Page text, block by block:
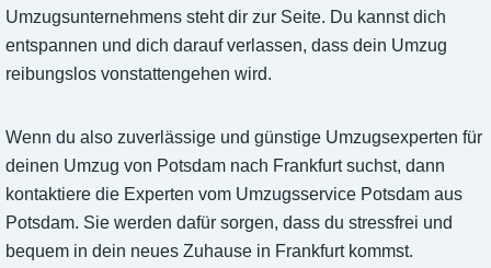
Umzugsunternehmens steht dir zur Seite. Du kannst dich
entspannen und dich darauf verlassen, dass dein Umzug
reibungslos vonstattengehen wird.
Wenn du also zuverlässige und günstige Umzugsexperten für
deinen Umzug von Potsdam nach Frankfurt suchst, dann
kontaktiere die Experten vom Umzugsservice Potsdam aus
Potsdam. Sie werden dafür sorgen, dass du stressfrei und
bequem in dein neues Zuhause in Frankfurt kommst.